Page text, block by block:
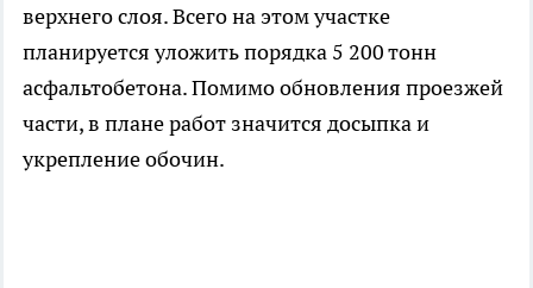
верхнего слоя. Всего на этом участке
планируется уложить порядка 5 200 тонн
асфальтобетона. Помимо обновления проезжей
части, в плане работ значится досыпка и
укрепление обочин.